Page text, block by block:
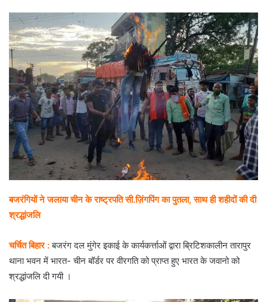
बजरंगियों ने जलाया चीन के राष्ट्रपति सी.ज़िंगपिंग का पुतला, साथ ही शहीदों की दी
श्रद्धांजलि
चर्चित बिहार : बजरंग दल मुंगेर इकाई के कार्यकर्त्ताओं द्वारा ब्रिटिशकालीन तारापुर
थाना भवन में भारत- चीन बॉर्डर पर वीरगति को प्राप्त हुए भारत के जवानो को
श्रद्धांजलि दी गयी ।